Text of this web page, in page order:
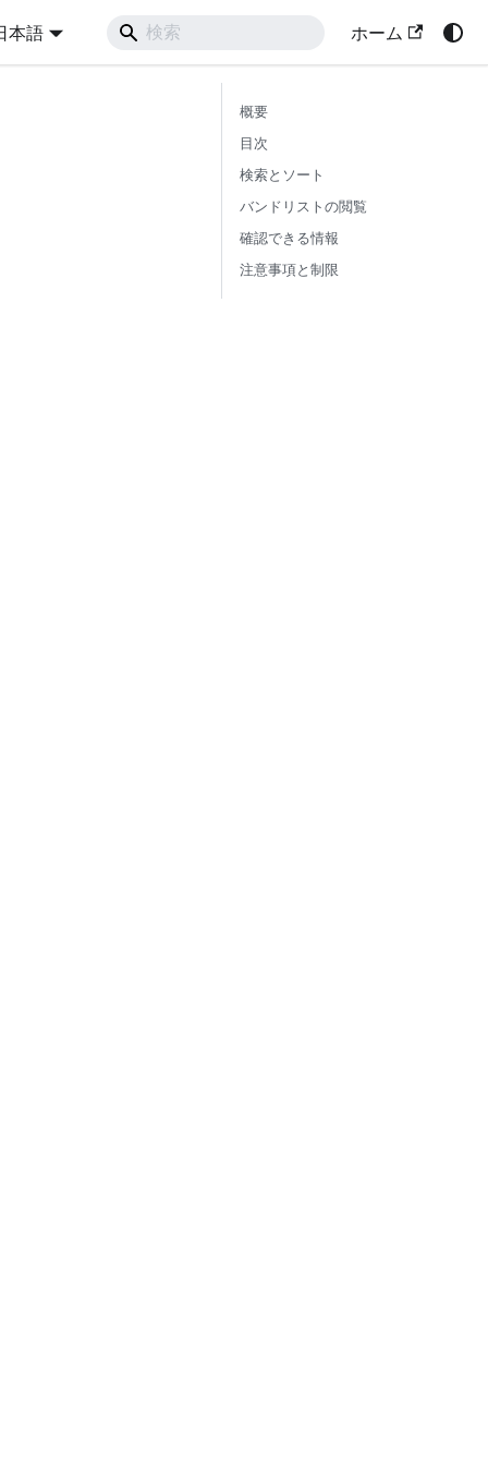
本語 ホーム
概要
目次
検索とソート
バンドリストの閲覧
確認できる情報
注意事項と制限